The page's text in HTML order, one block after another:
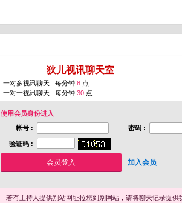
狄儿视讯聊天室
一对多视讯聊天 : 每分钟 8 点
一对一视讯聊天 : 每分钟 30 点
使用会员身份进入
帐号 :
密码 :
验证码 :
加入会员
若有主持人提供别站网址拉您到别网站，请将聊天记录提供